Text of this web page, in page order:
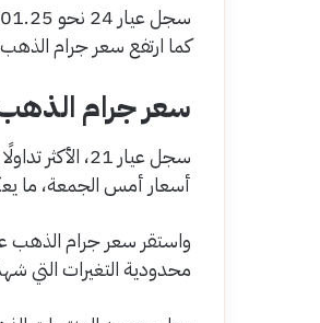
كما ارتفع سعر جرام الذهب عيار 22 إلى 459.50 ريال مقارنة بـ 459.25 ريال
سعر جرام الذهب
أسعار أمس الجمعة، ما
محدودية التغيرات التي